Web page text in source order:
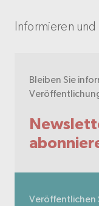
Informieren
Bleiben Sie
Veröffentlichen